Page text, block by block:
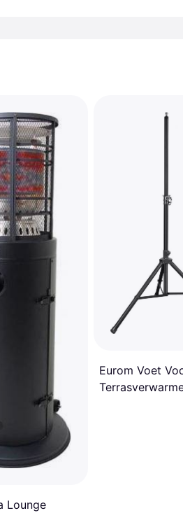
Lounge
Eurom Voet